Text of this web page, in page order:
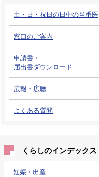
土・日・祝日の日中の当番医
窓口のご案内
申請書・
届出書ダウンロード
広報・広聴
よくある質問
くらしのインデックス
妊娠・出産